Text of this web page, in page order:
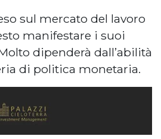
sul mercato del lavoro
manifestare i suoi
dipenderà dall’abilità
di politica monetaria.